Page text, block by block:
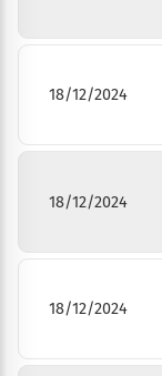
18/12/2024
18/12/2024
18/12/2024